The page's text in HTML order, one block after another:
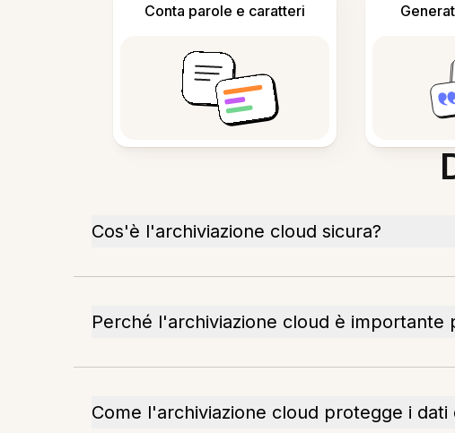
Conta parole e caratteri
Cos'è l'archiviazione cloud sicura?
Perché l'archiviazione cloud è importante
Come l'archiviazione cloud protegge i dati